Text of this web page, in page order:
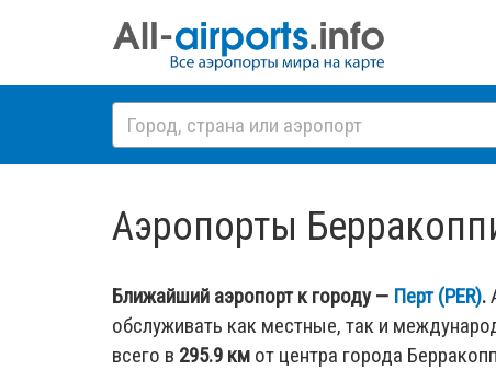
Аэропорты
Ближайший аэропорт к городу — Перт (PER).
обслуживать как местные, так и
всего в 295.9 км от центра города